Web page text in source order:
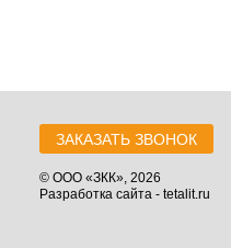
ЗАКАЗАТЬ ЗВОНОК
© ООО «ЗКК», 2026
Разработка сайта - tetalit.ru